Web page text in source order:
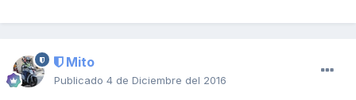
Mito
Publicado 4 de Diciembre del 2016